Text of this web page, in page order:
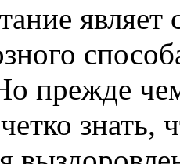
являет
прежде
знать,